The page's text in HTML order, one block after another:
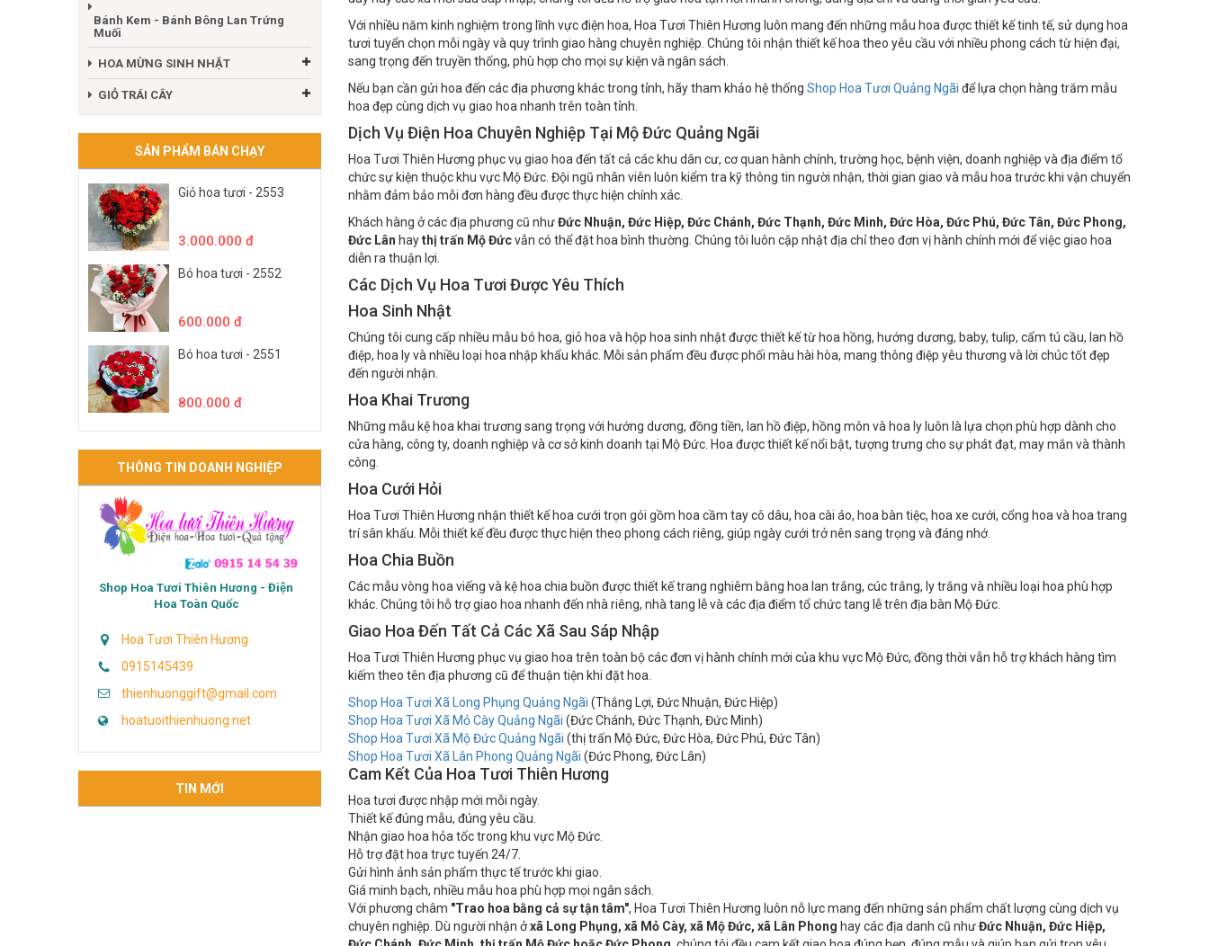
Bánh Kem - Bánh Bông Lan Trứng
Muối
HOA MỪNG SINH NHẬT
3.000.000 đ
600.000 đ
THÔNG TIN DOANH NGHIỆP
Hoa Toàn Quốc
Hoa Tươi Thiên Hương
0915145439
thienhuonggift@gmail.com
hành chính mới gồm
xã Long Phụng, xã Mỏ Cày, xã Mộ Đức và xã Lân Phong
. Vì vậy, dù khách hàng tìm kiếm theo tên huyện Mộ Đức trước
đây hay các xã mới sau sáp nhập, chúng tôi đều hỗ trợ giao hoa tận nơi nhanh chóng, đúng địa chỉ và đúng thời gian yêu cầu.
Với nhiều năm kinh nghiệm trong lĩnh vực điện hoa, Hoa Tươi Thiên Hương luôn mang đến những mẫu hoa được thiết kế tinh tế, sử dụng hoa
tươi tuyển chọn mỗi ngày và quy trình giao hàng chuyên nghiệp. Chúng tôi nhận thiết kế hoa theo yêu cầu với nhiều phong cách từ hiện đại,
sang trọng đến truyền thống, phù hợp cho mọi sự kiện và ngân sách.
Nếu bạn cần gửi hoa đến các địa phương khác trong tỉnh, hãy tham khảo hệ thống
hoa đẹp cùng dịch vụ giao hoa nhanh trên toàn tỉnh.
Dịch Vụ Điện Hoa Chuyên Nghiệp Tại Mộ Đức Quảng Ngãi
Hoa Tươi Thiên Hương phục vụ giao hoa đến tất cả các khu dân cư, cơ quan hành chính, trường học, bệnh viện, doanh nghiệp và địa điểm tổ
chức sự kiện thuộc khu vực Mộ Đức. Đội ngũ nhân viên luôn kiểm tra kỹ thông tin người nhận, thời gian giao và mẫu hoa trước khi vận chuyển
nhằm đảm bảo mỗi đơn hàng đều được thực hiện chính xác.
Khách hàng ở các địa phương cũ như
Đức Nhuận, Đức Hiệp, Đức Chánh, Đức Thạnh, Đức Minh, Đức Hòa, Đức Phú, Đức Tân, Đức Phong,
hay thị trấn Mộ Đức
diễn ra thuận lợi.
Các Dịch Vụ Hoa Tươi Được Yêu Thích
Hoa Sinh Nhật
Chúng tôi cung cấp nhiều mẫu bó hoa, giỏ hoa và hộp hoa sinh nhật được thiết kế từ hoa hồng, hướng dương, baby, tulip, cẩm tú cầu, lan hồ
điệp, hoa ly và nhiều loại hoa nhập khẩu khác. Mỗi sản phẩm đều được phối màu hài hòa, mang thông điệp yêu thương và lời chúc tốt đẹp
đến người nhận.
Hoa Khai Trương
Những mẫu kệ hoa khai trương sang trọng với hướng dương, đồng tiền, lan hồ điệp, hồng môn và hoa ly luôn là lựa chọn phù hợp dành cho
cửa hàng, công ty, doanh nghiệp và cơ sở kinh doanh tại Mộ Đức. Hoa được thiết kế nổi bật, tượng trưng cho sự phát đạt, may mắn và thành
công.
Hoa Cưới Hỏi
Hoa Tươi Thiên Hương nhận thiết kế hoa cưới trọn gói gồm hoa cầm tay cô dâu, hoa cài áo, hoa bàn tiệc, hoa xe cưới, cổng hoa và hoa trang
trí sân khấu. Mỗi thiết kế đều được thực hiện theo phong cách riêng, giúp ngày cưới trở nên sang trọng và đáng nhớ.
Hoa Chia Buồn
Các mẫu vòng hoa viếng và kệ hoa chia buồn được thiết kế trang nghiêm bằng hoa lan trắng, cúc trắng, ly trắng và nhiều loại hoa phù hợp
khác. Chúng tôi hỗ trợ giao hoa nhanh đến nhà riêng, nhà tang lễ và các địa điểm tổ chức tang lễ trên địa bàn Mộ Đức.
Giao Hoa Đến Tất Cả Các Xã Sau Sáp Nhập
Hoa Tươi Thiên Hương phục vụ giao hoa trên toàn bộ các đơn vị hành chính mới của khu vực Mộ Đức, đồng thời vẫn hỗ trợ khách hàng tìm
kiếm theo tên địa phương cũ để thuận tiện khi đặt hoa.
Shop Hoa Tươi Xã Long Phụng Quảng Ngãi (Thắng Lợi, Đức Nhuận, Đức Hiệp)
Shop Hoa Tươi Xã Mỏ Cày Quảng Ngãi (Đức Chánh, Đức Thạnh, Đức Minh)
Shop Hoa Tươi Xã Mộ Đức Quảng Ngãi(thị trấn Mộ Đức, Đức Hòa, Đức Phú, Đức Tân)
Shop Hoa Tươi Xã Lân Phong Quảng Ngãi (Đức Phong, Đức Lân)
Cam Kết Của Hoa Tươi Thiên Hương
Hoa tươi được nhập mới mỗi ngày.
Thiết kế đúng mẫu, đúng yêu cầu.
Nhận giao hoa hỏa tốc trong khu vực Mộ Đức.
Hỗ trợ đặt hoa trực tuyến 24/7.
Gửi hình ảnh sản phẩm thực tế trước khi giao.
Giá minh bạch, nhiều mẫu hoa phù hợp mọi ngân sách.
Với phương châm"Trao hoa bằng cả sự tận tâm"
, Hoa Tươi Thiên Hương luôn nỗ lực mang đến những sản phẩm chất lượng cùng dịch vụ